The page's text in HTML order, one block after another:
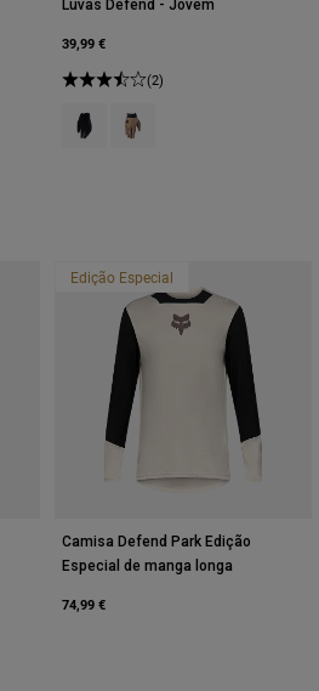
Açúcar mascavado.
Luvas Defend - Jovem
39,99 €
(2)
Product swatch type of Preto.
Product swatch type of
Blue.
Preto.
Edição Especial
Camisa Defend Park Edição
Especial de manga longa
74,99 €